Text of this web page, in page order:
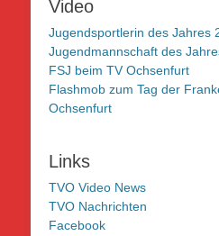
Video
Jugendsportlerin des Jahres
Jugendmannschaft des
FSJ beim TV Ochsenfurt
Flashmob zum Tag der
Ochsenfurt
Links
TVO Video News
TVO Nachrichten
Facebook